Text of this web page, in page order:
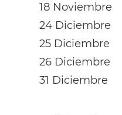
18 Noviembre
24 Diciembre
25 Diciembre
26 Diciembre
31 Diciembre